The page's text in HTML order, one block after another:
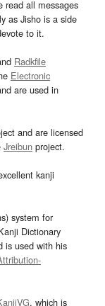
read all messages
as Jisho is a side
to it.
Radkfile
Electronic
are used in
and are licensed
Jreibun project.
kanji
system for
Dictionary
is used with his
, which is